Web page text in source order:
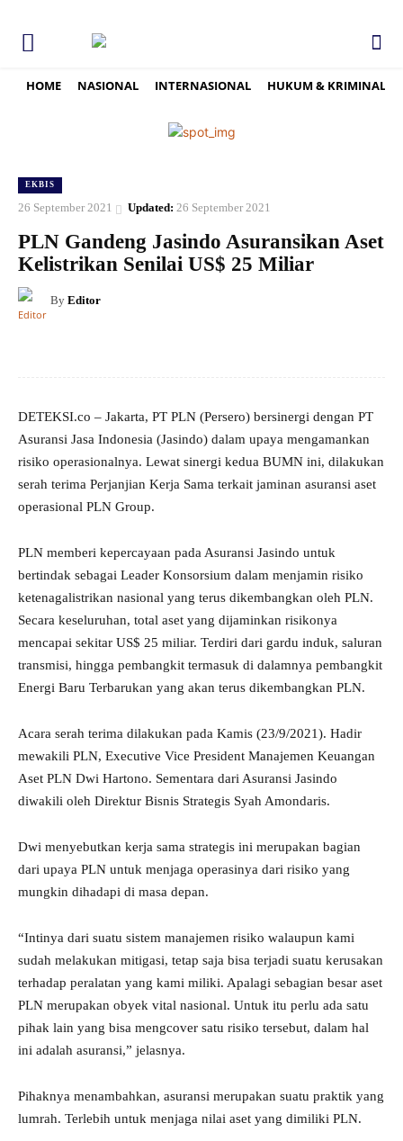
HOME NASIONAL INTERNASIONAL HUKUM & KRIMINAL
EKBIS
26 September 2021 Updated: 26 September 2021
PLN Gandeng Jasindo Asuransikan Aset
Kelistrikan Senilai US$ 25 Miliar
By Editor
DETEKSI.co – Jakarta, PT PLN (Persero) bersinergi dengan PT
Asuransi Jasa Indonesia (Jasindo) dalam upaya mengamankan
risiko operasionalnya. Lewat sinergi kedua BUMN ini, dilakukan
serah terima Perjanjian Kerja Sama terkait jaminan asuransi aset
operasional PLN Group.
PLN memberi kepercayaan pada Asuransi Jasindo untuk
bertindak sebagai Leader Konsorsium dalam menjamin risiko
ketenagalistrikan nasional yang terus dikembangkan oleh PLN.
Secara keseluruhan, total aset yang dijaminkan risikonya
mencapai sekitar US$ 25 miliar. Terdiri dari gardu induk, saluran
transmisi, hingga pembangkit termasuk di dalamnya pembangkit
Energi Baru Terbarukan yang akan terus dikembangkan PLN.
Acara serah terima dilakukan pada Kamis (23/9/2021). Hadir
mewakili PLN, Executive Vice President Manajemen Keuangan
Aset PLN Dwi Hartono. Sementara dari Asuransi Jasindo
diwakili oleh Direktur Bisnis Strategis Syah Amondaris.
Dwi menyebutkan kerja sama strategis ini merupakan bagian
dari upaya PLN untuk menjaga operasinya dari risiko yang
mungkin dihadapi di masa depan.
“Intinya dari suatu sistem manajemen risiko walaupun kami
sudah melakukan mitigasi, tetap saja bisa terjadi suatu kerusakan
terhadap peralatan yang kami miliki. Apalagi sebagian besar aset
PLN merupakan obyek vital nasional. Untuk itu perlu ada satu
pihak lain yang bisa mengcover satu risiko tersebut, dalam hal
ini adalah asuransi,” jelasnya.
Pihaknya menambahkan, asuransi merupakan suatu praktik yang
lumrah. Terlebih untuk menjaga nilai aset yang dimiliki PLN.